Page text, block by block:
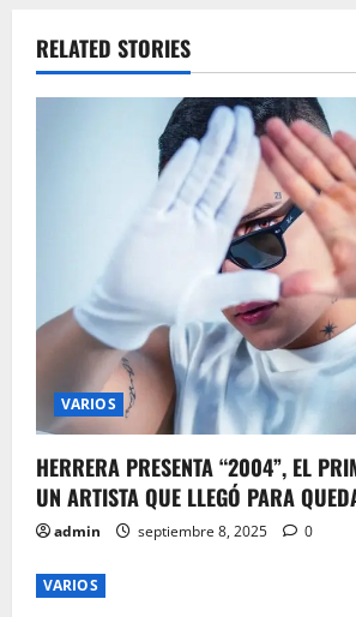
v
i
i
o
n
RELATED STORIES
VARIOS
HERRERA PRESENTA “2004”, EL
UN ARTISTA QUE LLEGÓ PARA
admin septiembre 8, 2025 0
VARIOS